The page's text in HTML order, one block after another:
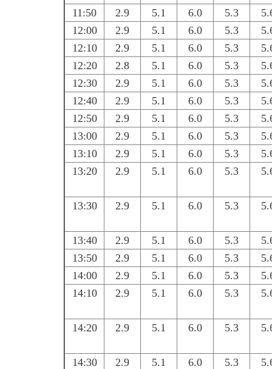
11:50
2.9 5.1 6.0 5.3
12:00
2.9 5.1 6.0 5.3
12:10
2.9 5.1 6.0 5.3
12:20
2.8 5.1 6.0 5.3
12:30
2.9 5.1 6.0 5.3
12:40
2.9 5.1 6.0 5.3
12:50
2.9 5.1 6.0 5.3
13:00
2.9 5.1 6.0 5.3
13:10
2.9 5.1 6.0 5.3
13:20
2.9 5.1 6.0 5.3
13:30 2.9 5.1 6.0 5.3
13:40 2.9 5.1 6.0 5.3
13:50
2.9 5.1 6.0 5.3
14:00
2.9 5.1 6.0 5.3
14:10
2.9 5.1 6.0 5.3
14:20 2.9 5.1 6.0 5.3
14:30 2.9 5.1 6.0 5.3